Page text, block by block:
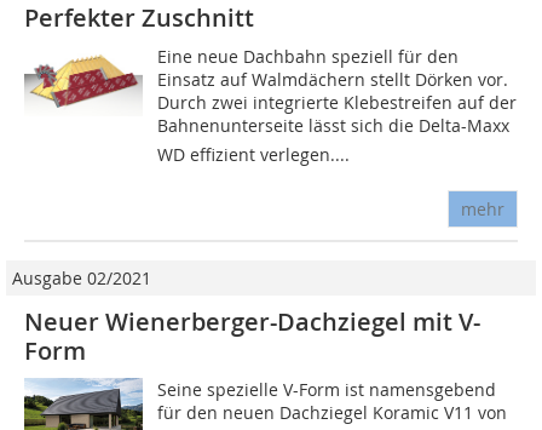
Perfekter Zuschnitt
Eine neue Dachbahn speziell für den
Einsatz auf Walmdächern stellt Dörken vor.
Durch zwei integrierte Klebestreifen auf der
Bahnenunterseite lässt sich die Delta-Maxx
WD effizient verlegen....
mehr
Ausgabe 02/2021
Neuer Wienerberger-Dachziegel mit V-
Form
Seine spezielle V-Form ist namensgebend
für den neuen Dachziegel Koramic V11 von